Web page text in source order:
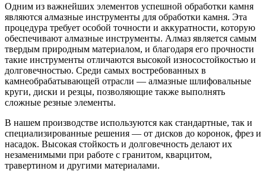
Одним из важнейших элементов успешной обработки камня
являются алмазные инструменты для обработки камня. Эта
процедура требует особой точности и аккуратности, которую
обеспечивают алмазные инструменты. Алмаз является самым
твердым природным материалом, и благодаря его прочности
такие инструменты отличаются высокой износостойкостью и
долговечностью. Среди самых востребованных в
камнеобрабатывающей отрасли — алмазные шлифовальные
круги, диски и резцы, позволяющие также выполнять
сложные резные элементы.
В нашем производстве используются как стандартные, так и
специализированные решения — от дисков до коронок, фрез и
насадок. Высокая стойкость и долговечность делают их
незаменимыми при работе с гранитом, кварцитом,
травертином и другими материалами.